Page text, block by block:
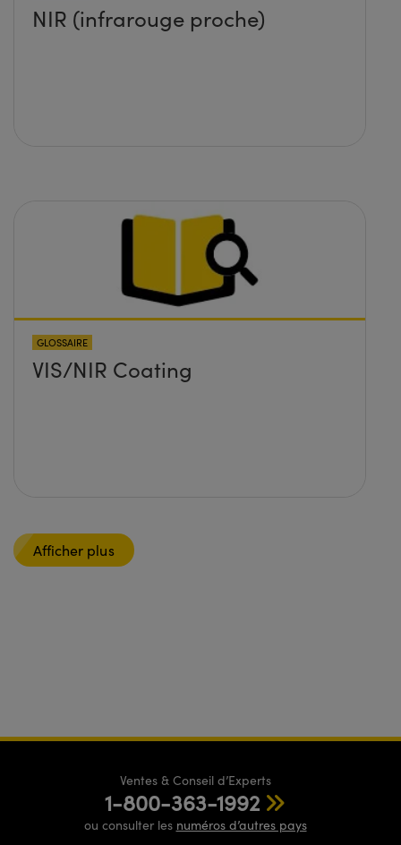
NIR (infrarouge proche)
GLOSSAIRE
VIS/NIR Coating
Afficher plus
Ventes & Conseil d’Experts
1-800-363-1992
ou consulter les numéros d’autres pays